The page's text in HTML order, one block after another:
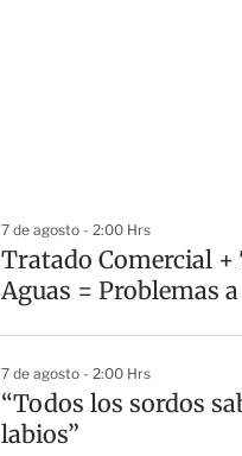
7 de agosto - 2:00 Hrs
Tratado Comercial +
Aguas = Problemas
7 de agosto - 2:00 Hrs
“Todos los sordos
labios”